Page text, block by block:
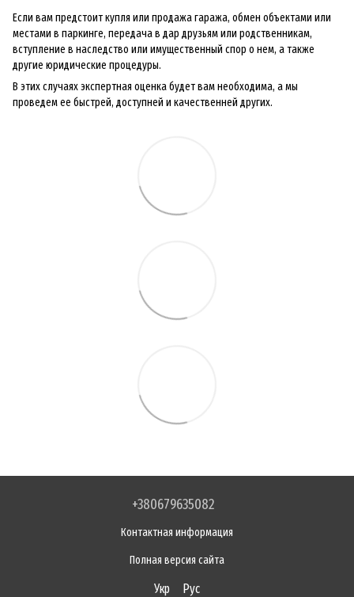
Если вам предстоит купля или продажа гаража, обмен объектами или
местами в паркинге, передача в дар друзьям или родственникам,
вступление в наследство или имущественный спор о нем, а также
другие юридические процедуры.
В этих случаях экспертная оценка будет вам необходима, а мы
проведем ее быстрей, доступней и качественней других.
+380679635082
Контактная информация
Полная версия сайта
Укр Рус